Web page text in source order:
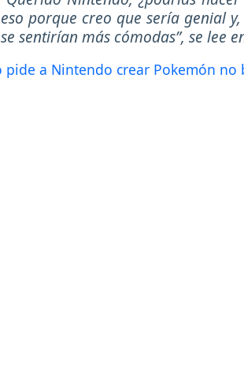
eso porque creo que sería genial
se sentirían más cómodas”, se lee